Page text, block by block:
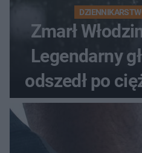
Zmarł
Legendarny
odszedł po